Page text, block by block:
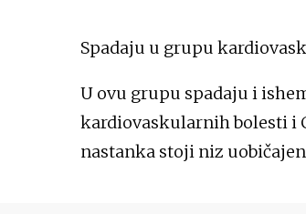
Spadaju u grupu
U ovu grupu spadaju i
kardiovaskularnih bolesti i
nastanka stoji niz